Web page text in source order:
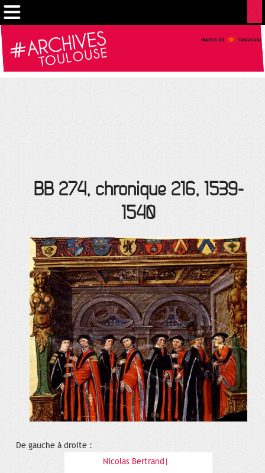
BB 274, chronique 216, 1539-
1540
De gauche à droite :
Nicolas Bertrand|
Gestion de vos préférences sur les cookies